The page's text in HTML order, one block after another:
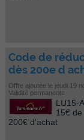
Code de
dès 200e d
Offre ajoutée le jeudi 19
Validité permanente
LU15-
15€
200€ d'achat